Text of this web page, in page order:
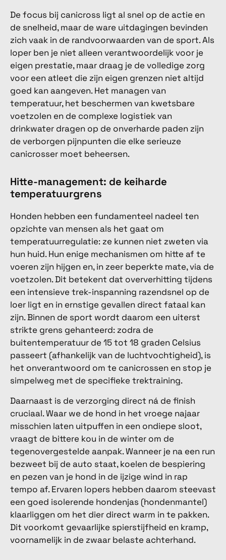
De focus bij canicross ligt al snel op de actie en
de snelheid, maar de ware uitdagingen bevinden
zich vaak in de randvoorwaarden van de sport. Als
loper ben je niet alleen verantwoordelijk voor je
eigen prestatie, maar draag je de volledige zorg
voor een atleet die zijn eigen grenzen niet altijd
goed kan aangeven. Het managen van
temperatuur, het beschermen van kwetsbare
voetzolen en de complexe logistiek van
drinkwater dragen op de onverharde paden zijn
de verborgen pijnpunten die elke serieuze
canicrosser moet beheersen.
Hitte-management: de keiharde
temperatuurgrens
Honden hebben een fundamenteel nadeel ten
opzichte van mensen als het gaat om
temperatuurregulatie: ze kunnen niet zweten via
hun huid. Hun enige mechanismen om hitte af te
voeren zijn hijgen en, in zeer beperkte mate, via de
voetzolen. Dit betekent dat oververhitting tijdens
een intensieve trek-inspanning razendsnel op de
loer ligt en in ernstige gevallen direct fataal kan
zijn. Binnen de sport wordt daarom een uiterst
strikte grens gehanteerd: zodra de
buitentemperatuur de 15 tot 18 graden Celsius
passeert (afhankelijk van de luchtvochtigheid), is
het onverantwoord om te canicrossen en stop je
simpelweg met de specifieke trektraining.
Daarnaast is de verzorging direct ná de finish
cruciaal. Waar we de hond in het vroege najaar
misschien laten uitpuffen in een ondiepe sloot,
vraagt de bittere kou in de winter om de
tegenovergestelde aanpak. Wanneer je na een run
bezweet bij de auto staat, koelen de bespiering
en pezen van je hond in de ijzige wind in rap
tempo af. Ervaren lopers hebben daarom steevast
een goed isolerende hondenjas (hondenmantel)
klaarliggen om het dier direct warm in te pakken.
Dit voorkomt gevaarlijke spierstijfheid en kramp,
voornamelijk in de zwaar belaste achterhand.